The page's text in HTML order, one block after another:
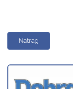
Natrag